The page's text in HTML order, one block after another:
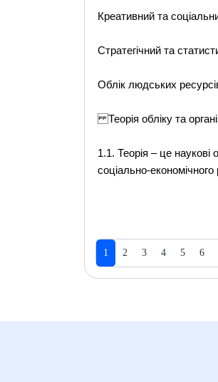
Креативний та
Стратегічний та
Облік людських
Теорія обліку та
1.1. Теорія – це
соціально-
1 2 3 4 5 6